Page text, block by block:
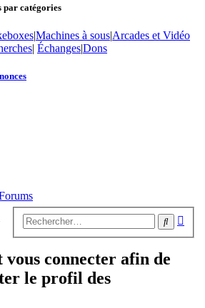
par catégories
|Machines à sous|Arcades et Vidéo
| Échanges|Dons
connecter afin de
le profil des